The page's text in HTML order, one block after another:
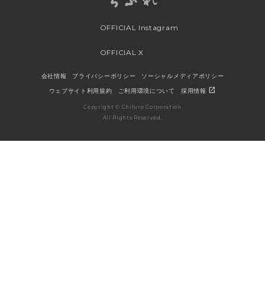
OFFICIAL Instagram
OFFICIAL X
会社情報 プライバシーポリシー ソーシャルメディアポリシー
ウェブサイト利用規約 ご利用環境について 採用情報 open_in_new
Copyright © Chifure Corporation
All Rights Reserved.